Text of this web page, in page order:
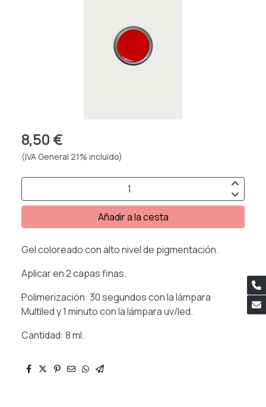
8,50 €
(IVA General 21% incluido)
Añadir a la cesta
Gel coloreado con alto nivel de pigmentación.
Aplicar en 2 capas finas.
Polimerización: 30 segundos con la lámpara
Multiled y 1 minuto con la lámpara uv/led.
Cantidad: 8 ml.